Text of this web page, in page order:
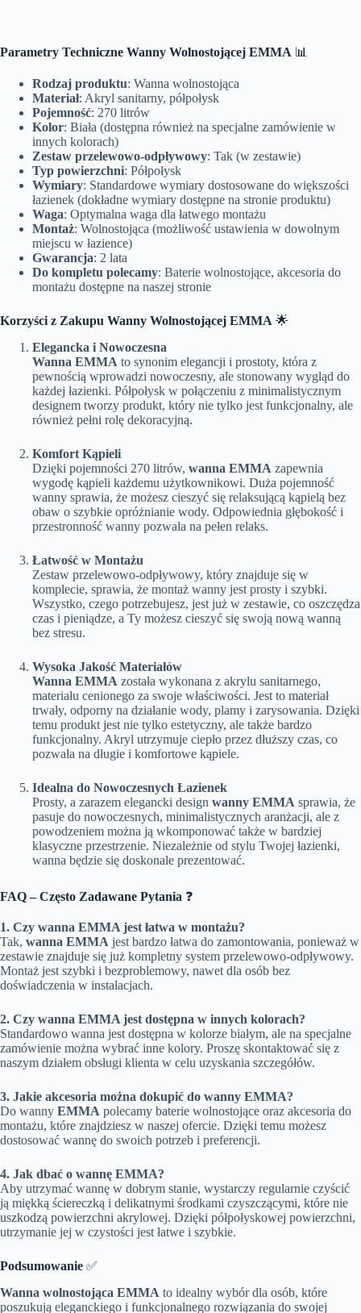
Parametry Techniczne Wanny Wolnostojącej EMMA 📊
Rodzaj produktu: Wanna wolnostojąca
Materiał: Akryl sanitarny, półpołysk
Pojemność: 270 litrów
Kolor: Biała (dostępna również na specjalne zamówienie w
innych kolorach)
Zestaw przelewowo-odpływowy: Tak (w zestawie)
Typ powierzchni: Półpołysk
Wymiary: Standardowe wymiary dostosowane do większości
łazienek (dokładne wymiary dostępne na stronie produktu)
Waga: Optymalna waga dla łatwego montażu
Montaż: Wolnostojąca (możliwość ustawienia w dowolnym
miejscu w łazience)
Gwarancja: 2 lata
Do kompletu polecamy: Baterie wolnostojące, akcesoria do
montażu dostępne na naszej stronie
Korzyści z Zakupu Wanny Wolnostojącej EMMA 🌟
Elegancka i Nowoczesna
Wanna EMMA to synonim elegancji i prostoty, która z
pewnością wprowadzi nowoczesny, ale stonowany wygląd do
każdej łazienki. Półpołysk w połączeniu z minimalistycznym
designem tworzy produkt, który nie tylko jest funkcjonalny, ale
również pełni rolę dekoracyjną.
Komfort Kąpieli
Dzięki pojemności 270 litrów, wanna EMMA zapewnia
wygodę kąpieli każdemu użytkownikowi. Duża pojemność
wanny sprawia, że możesz cieszyć się relaksującą kąpielą bez
obaw o szybkie opróżnianie wody. Odpowiednia głębokość i
przestronność wanny pozwala na pełen relaks.
Łatwość w Montażu
Zestaw przelewowo-odpływowy, który znajduje się w
komplecie, sprawia, że montaż wanny jest prosty i szybki.
Wszystko, czego potrzebujesz, jest już w zestawie, co oszczędza
czas i pieniądze, a Ty możesz cieszyć się swoją nową wanną
bez stresu.
Wysoka Jakość Materiałów
Wanna EMMA została wykonana z akrylu sanitarnego,
materiału cenionego za swoje właściwości. Jest to materiał
trwały, odporny na działanie wody, plamy i zarysowania. Dzięki
temu produkt jest nie tylko estetyczny, ale także bardzo
funkcjonalny. Akryl utrzymuje ciepło przez dłuższy czas, co
pozwala na długie i komfortowe kąpiele.
Idealna do Nowoczesnych Łazienek
Prosty, a zarazem elegancki design wanny EMMA sprawia, że
pasuje do nowoczesnych, minimalistycznych aranżacji, ale z
powodzeniem można ją wkomponować także w bardziej
klasyczne przestrzenie. Niezależnie od stylu Twojej łazienki,
wanna będzie się doskonale prezentować.
FAQ – Często Zadawane Pytania ❓
1. Czy wanna EMMA jest łatwa w montażu?
Tak, wanna EMMA jest bardzo łatwa do zamontowania, ponieważ w
zestawie znajduje się już kompletny system przelewowo-odpływowy.
Montaż jest szybki i bezproblemowy, nawet dla osób bez
doświadczenia w instalacjach.
2. Czy wanna EMMA jest dostępna w innych kolorach?
Standardowo wanna jest dostępna w kolorze białym, ale na specjalne
zamówienie można wybrać inne kolory. Proszę skontaktować się z
naszym działem obsługi klienta w celu uzyskania szczegółów.
3. Jakie akcesoria można dokupić do wanny EMMA?
Do wanny EMMA polecamy baterie wolnostojące oraz akcesoria do
montażu, które znajdziesz w naszej ofercie. Dzięki temu możesz
dostosować wannę do swoich potrzeb i preferencji.
4. Jak dbać o wannę EMMA?
Aby utrzymać wannę w dobrym stanie, wystarczy regularnie czyścić
ją miękką ściereczką i delikatnymi środkami czyszczącymi, które nie
uszkodzą powierzchni akrylowej. Dzięki półpołyskowej powierzchni,
utrzymanie jej w czystości jest łatwe i szybkie.
Podsumowanie ✅
Wanna wolnostojąca EMMA to idealny wybór dla osób, które
poszukują eleganckiego i funkcjonalnego rozwiązania do swojej